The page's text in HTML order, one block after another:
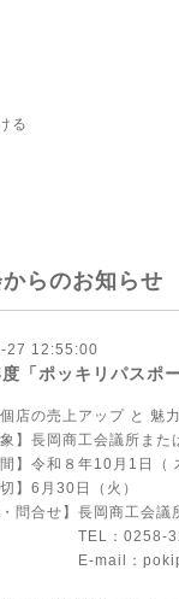
る
らのお知らせ
27 12:55:00
「ポッキリパスポ
店の売上アップ と 魅
象】長岡商工会議所ま
間】令和８年10月1日（
切】6月30日（火）
・問合せ】長岡商工会
0258-32-4500
：